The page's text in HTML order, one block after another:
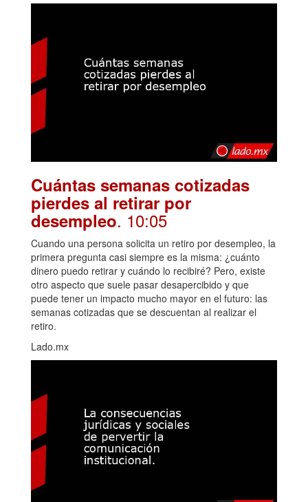
Cuántas semanas cotizadas
pierdes al retirar por
desempleo. 10:05
Cuando una persona solicita un retiro por desempleo, la
primera pregunta casi siempre es la misma: ¿cuánto
dinero puedo retirar y cuándo lo recibiré? Pero, existe
otro aspecto que suele pasar desapercibido y que
puede tener un impacto mucho mayor en el futuro: las
semanas cotizadas que se descuentan al realizar el
retiro.
Lado.mx